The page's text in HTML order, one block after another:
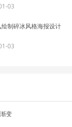
03
绘制碎冰风格海报设计
03
变